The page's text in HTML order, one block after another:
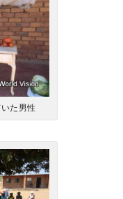
た男性